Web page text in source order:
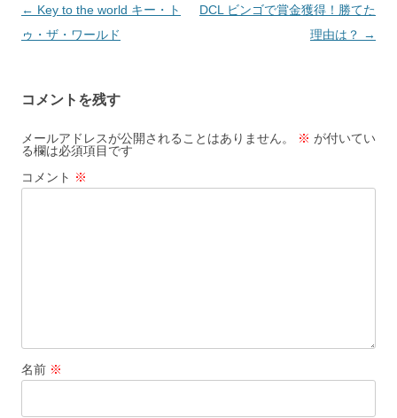
投
稿
ゲ
ー
シ
ョ
← Key to the world キー・ト
ゥ・ザ・ワールド
DCL ビンゴで賞金獲得！勝てた
理由は？ →
コメントを残す
メールアドレスが公開されることはありません。 ※ が付いてい
る欄は必須項目です
コメント ※
名前 ※